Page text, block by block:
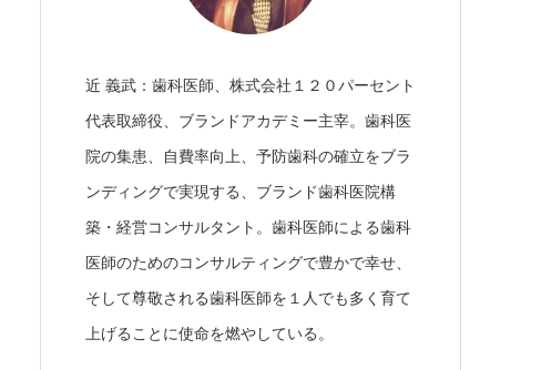
近 義武：歯科医師、株式会社１２０パーセント
代表取締役、ブランドアカデミー主宰。歯科医
院の集患、自費率向上、予防歯科の確立をブラ
ンディングで実現する、ブランド歯科医院構
築・経営コンサルタント。歯科医師による歯科
医師のためのコンサルティングで豊かで幸せ、
そして尊敬される歯科医師を１人でも多く育て
上げることに使命を燃やしている。